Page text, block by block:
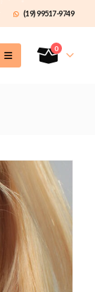
(19) 99517-9749
0